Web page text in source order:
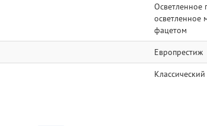
Осветленное
осветленное
фацетом
Европрестиж
Классический